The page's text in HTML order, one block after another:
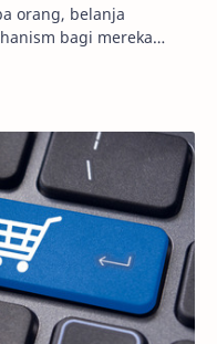
orang, belanja
bagi mereka